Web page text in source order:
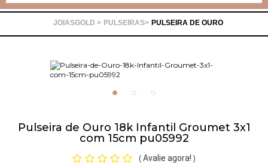
PULSEIRAS PULSEIRA DE OURO
Pulseira de Ouro 18k Infantil Groumet 3x1
com 15cm pu05992
( Avalie agora! )
Brincos
Gargantilhas